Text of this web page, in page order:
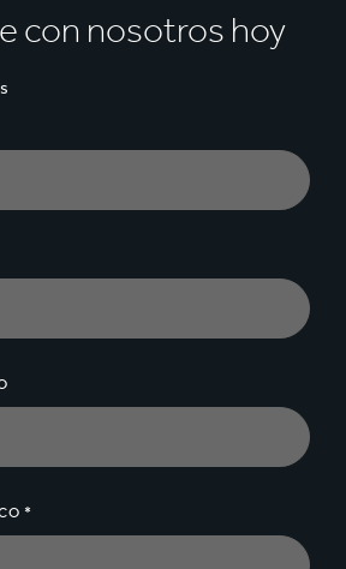
contra daños en la cadena de
relación compresión/peso/costo.
estructura y estabilidad.
al usar papeles livianos
con nosotros hoy
*